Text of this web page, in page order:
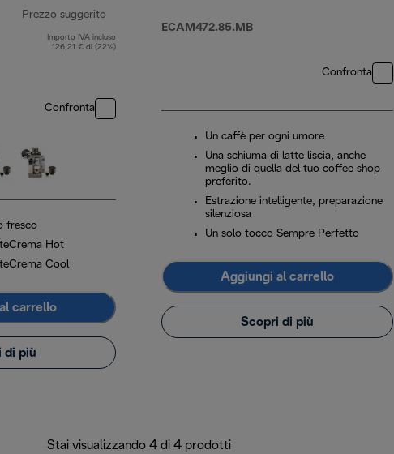
Prezzo suggerito
prezzo originale 899,99 €
Importo IVA incluso
126,21 € di (22%)
Confronta
fresco
Hot
Cool
carrello
di più
ECAM472.85.MB
Confronta
Un caffè per ogni umore
Una schiuma di latte liscia, anche
meglio di quella del tuo coffee shop
preferito.
Estrazione intelligente, preparazione
silenziosa
Un solo tocco Sempre Perfetto
Aggiungi al carrello
Scopri di più
Stai visualizzando 4 di 4 prodotti